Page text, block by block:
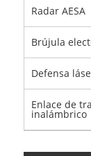
Radar AESA
Brújula
Defensa
Enlace de
inalámbrico